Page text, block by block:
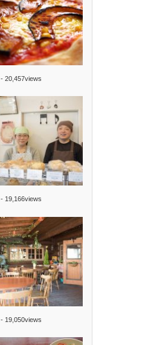
- 20,457views
- 19,166views
- 19,050views